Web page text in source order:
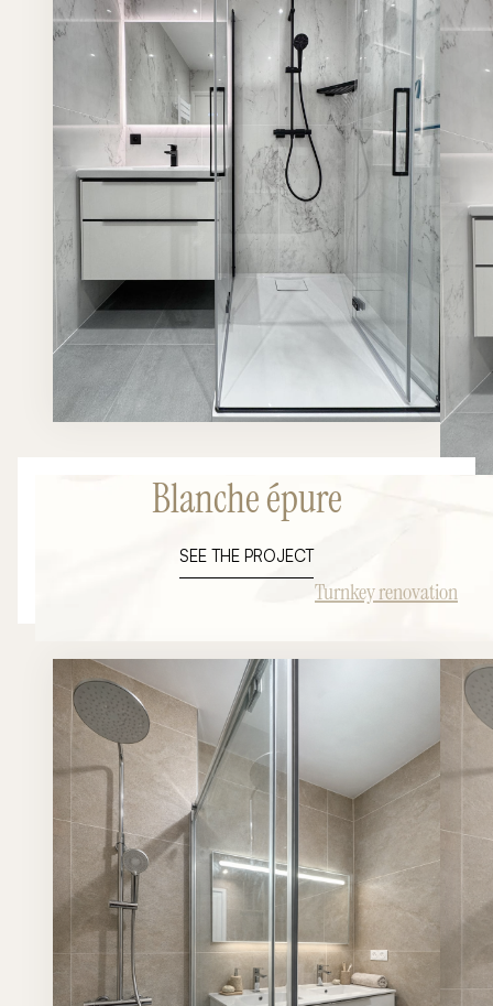
Blanche épure
SEE THE PROJECT
Turnkey renovation